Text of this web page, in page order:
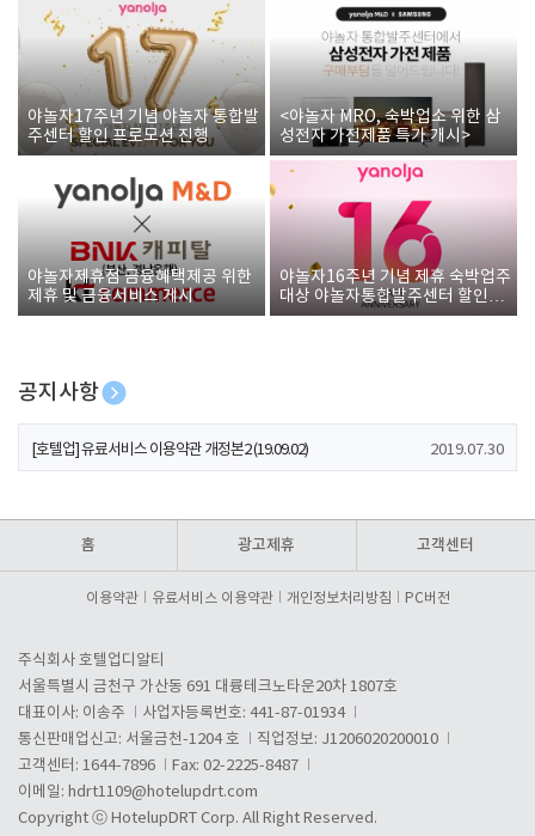
야놀자17주년 기념 야놀자 통합발
주센터 할인 프로모션 진행
<야놀자 MRO, 숙박업소 위한 삼
성전자 가전제품 특가 개시>
야놀자제휴점 금융혜택제공 위한
제휴 및 금융서비스 게시
야놀자16주년 기념 제휴 숙박업주
대상 야놀자통합발주센터 할인쿠
폰 증정
공지사항
[호텔업] 개인정보 처리방침 개정본1 (19.09.02)
[호텔업] 유료서비스 이용약관 개정본2 (19.09.02) 2019.07.30
홈 광고제휴 고객센터
이용약관 유료서비스 이용약관 개인정보처리방침 PC버전
주식회사 호텔업디알티
서울특별시 금천구 가산동 691 대륭테크노타운20차 1807호
대표이사: 이송주
사업자등록번호: 441-87-01934
통신판매업신고: 서울금천-1204 호
직업정보: J1206020200010
고객센터: 1644-7896
Fax: 02-2225-8487
이메일: hdrt1109@hotelupdrt.com
Copyright ⓒ HotelupDRT Corp. All Right Reserved.